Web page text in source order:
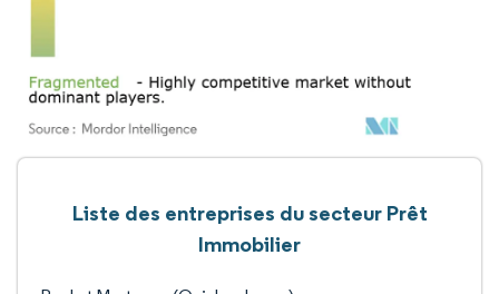
Liste des entreprises du secteur Prêt
Immobilier